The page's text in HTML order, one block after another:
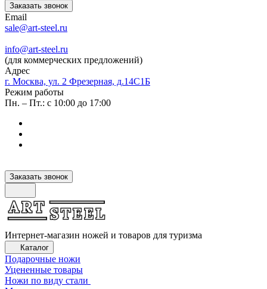
Заказать звонок
Email
sale@art-steel.ru
info@art-steel.ru
(для коммерческих предложений)
Адрес
г. Москва, ул. 2 Фрезерная, д.14С1Б
Режим работы
Пн. – Пт.: с 10:00 до 17:00
Заказать звонок
Интернет-магазин ножей и товаров для туризма
Каталог
Подарочные ножи
Уцененные товары
Ножи по виду стали